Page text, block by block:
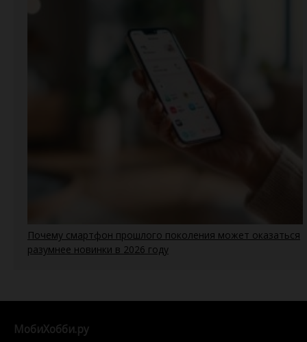
Почему смартфон прошлого поколения может оказаться
разумнее новинки в 2026 году
МобиХобби.ру